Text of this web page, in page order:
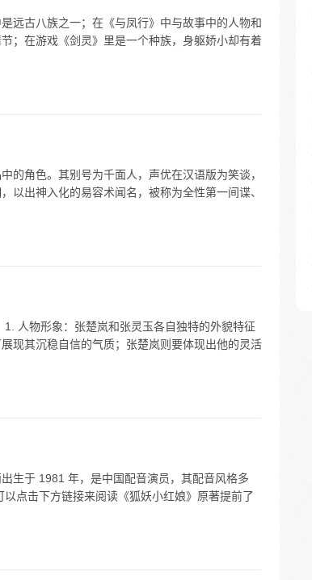
远古八族之一；在《与凤行》中与故事中的人物和
；在游戏《剑灵》里是一个种族，身躯娇小却有着
的角色。其别号为千面人，声优在汉语版为笑谈，
以出神入化的易容术闻名，被称为全性第一间谍、
人物形象：张楚岚和张灵玉各自独特的外貌特征
现其沉稳自信的气质；张楚岚则要体现出他的灵活
生于 1981 年，是中国配音演员，其配音风格多
点击下方链接来阅读《狐妖小红娘》原著提前了